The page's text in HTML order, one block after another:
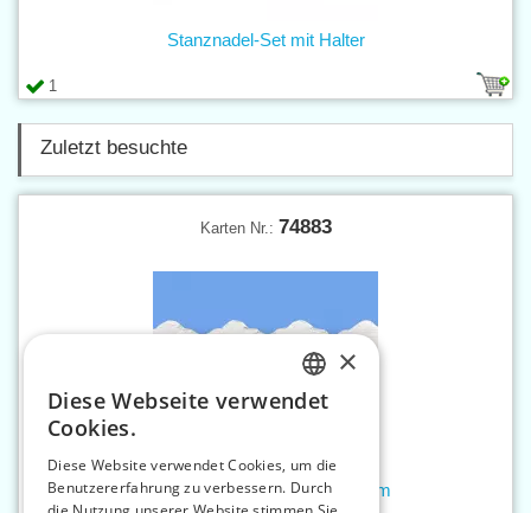
1
Stanznadel-Set mit Halter
Zuletzt besuchte
Karten Nr.: 74883
Madeira Spitzenborte Br. 30 mm
CZECH
ENGLISH
×
Diese Webseite verwendet
Cookies.
Diese Website verwendet Cookies, um die
Benutzererfahrung zu verbessern. Durch